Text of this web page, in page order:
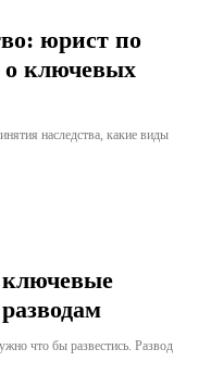
юрист по
о ключевых
наследства, какие виды
ключевые
что бы развестись. Развод